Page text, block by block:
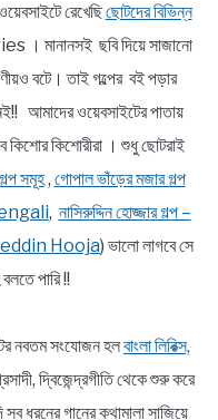
রেখেছিছোটদের বিভিন্ন
ছবি দিয়ে সাজানো
বটে। তাই গল্পের বই পড়ার
আমাদের ওয়েবসাইটের পাতায়
কিশোরীরা । শুধু ছোটরাই
সমূহ, গোপাল ভাঁড়ের মজার গল্প
, নাসিরুদ্দিন হোজ্জার গল্প –
Hooja) ভালো লাগবে সে
বলতে পারি !!
নবতম সংযোজন হলবাংলা লিরিক্স,
দ্বিজেন্দ্রগীতি থেকে শুরু করে
সব ধরনের গানের কথামালা সাজিয়ে